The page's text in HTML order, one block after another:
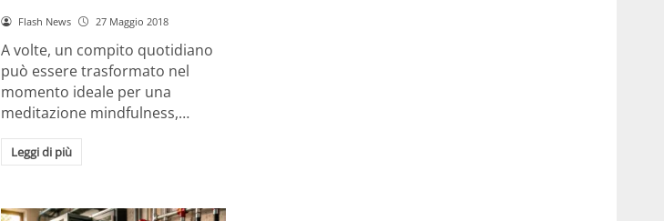
Flash News 27 Maggio 2018
A volte, un compito quotidiano
può essere trasformato nel
momento ideale per una
meditazione mindfulness,…
Leggi di più